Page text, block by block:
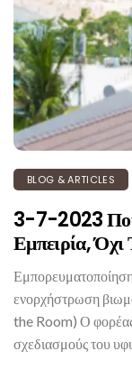
BLOG & ARTICLES
3-7-2023
Εμπειρία,
ενορχήστρωση
the Room) Ο φορέας
σχεδιασμούς του